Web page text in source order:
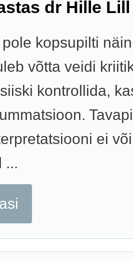
dr Hille Lill
kopsupilti
võtta veidi
kontrollida,
ei
...